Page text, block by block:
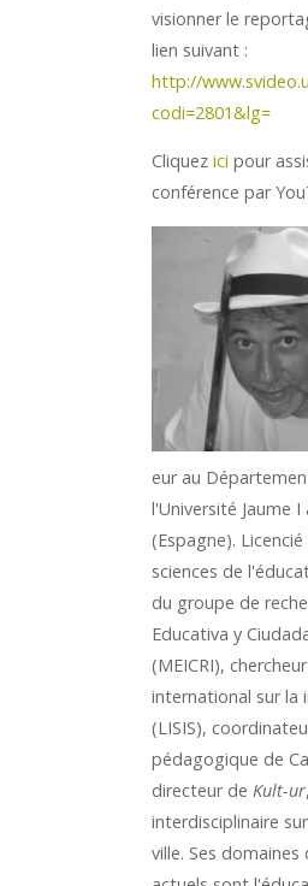
visionner le
lien suivant :
http://
codi=2801&lg=
Cliquezici pour
conférence par
eur au
l'Université Jaume I
(Espagne).
sciences de
du groupe de
Educativa y
(MEICRI),
international sur la
(LISIS),
pédagogique de
directeur deKult-ur
interdisciplinaire
ville. Ses domaines